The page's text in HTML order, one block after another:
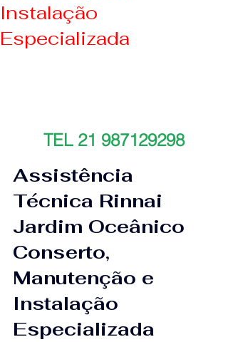
Instalação
Especializada
TEL 21 987129298
Assistência
Técnica Rinnai
Jardim Oceânico
Conserto,
Manutenção e
Instalação
Especializada